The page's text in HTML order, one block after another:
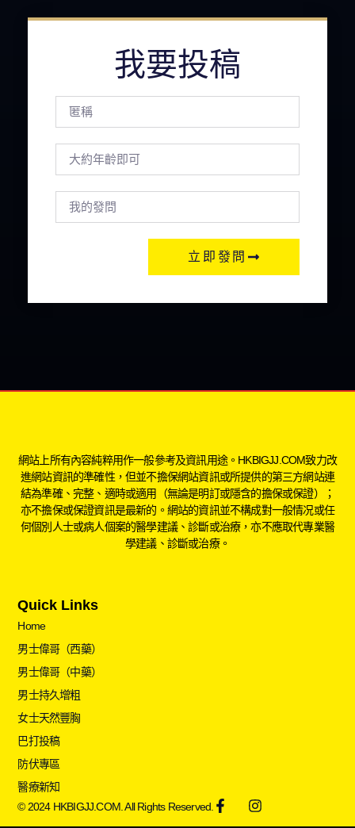
我要投稿
立即發問
網站上所有內容純粹用作一般參考及資訊用途。HKBIGJJ.COM致力改
進網站資訊的準確性，但並不擔保網站資訊或所提供的第三方網站連
結為準確、完整、適時或適用（無論是明訂或隱含的擔保或保證）；
亦不擔保或保證資訊是最新的。網站的資訊並不構成對一般情况或任
何個別人士或病人個案的醫學建議、診斷或治療，亦不應取代專業醫
學建議、診斷或治療。
Quick Links
Home
男士偉哥（西藥）
男士偉哥（中藥）
男士持久增粗
女士天然豐胸
巴打投稿
防伏專區
醫療新知
© 2024 HKBIGJJ.COM. All Rights Reserved.